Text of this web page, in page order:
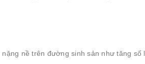
nề trên đường sinh sản như tăng